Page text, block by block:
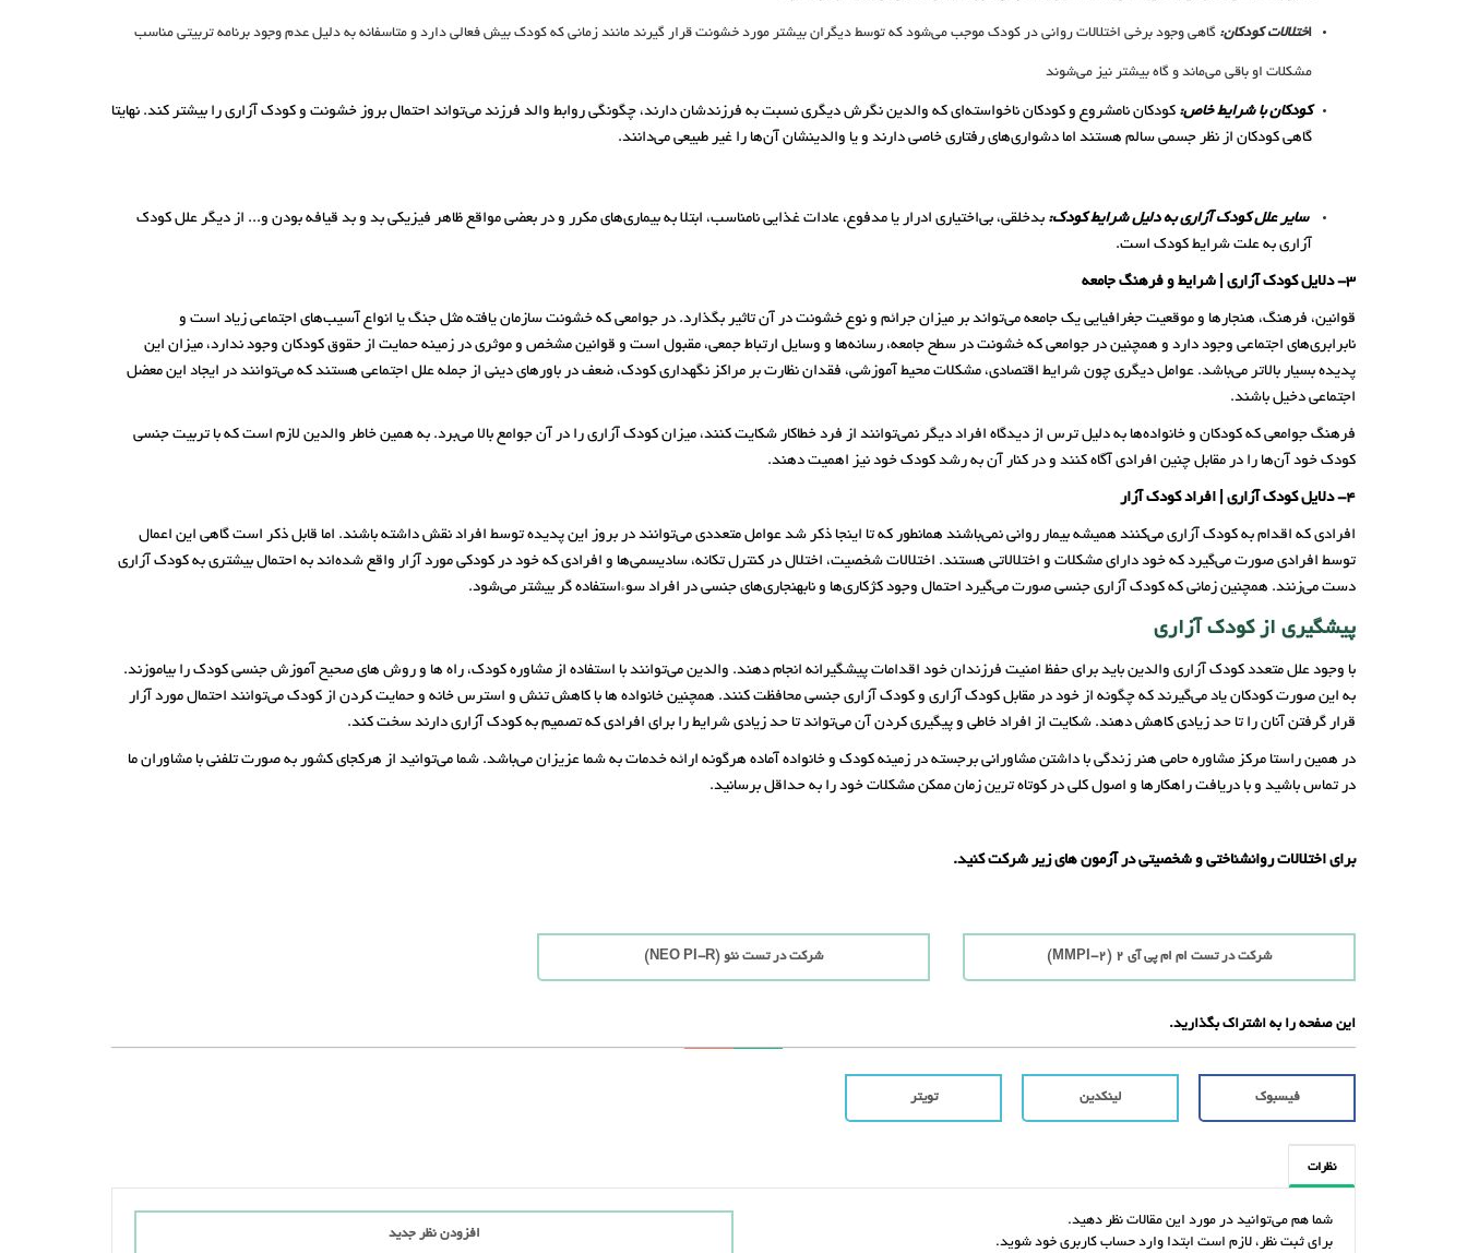
اختلالات کودکان: گاهی وجود برخی اختلالات روانی در کودک موجب می‌شود که توسط دیگران بیشتر مورد خشونت قرار گیرند مانند زمانی که کودک بیش فعالی دارد و متاسفانه به دلیل عدم وجود برنامه تربیتی مناسب
مشکلات او باقی می‌ماند و گاه بیشتر نیز می‌شوند
کودکان با شرایط خاص: کودکان نامشروع و کودکان ناخواسته‌ای که والدین نگرش دیگری نسبت به فرزندشان دارند، چگونگی روابط والد فرزند می‌تواند احتمال بروز خشونت و کودک آزاری را بیشتر کند. نهایتا
گاهی کودکان از نظر جسمی سالم هستند اما دشواری‌های رفتاری خاصی دارند و یا والدینشان آن‌ها را غیر طبیعی می‌دانند.
سایر علل کودک آزاری به دلیل شرایط کودک: بدخلقی، بی‌اختیاری ادرار یا مدفوع، عادات غذایی نامناسب، ابتلا به بیماری‌های مکرر و در بعضی مواقع ظاهر فیزیکی بد و بد قیافه بودن و... از دیگر علل کودک
آزاری به علت شرایط کودک است.
3- دلایل کودک آزاری | شرایط و فرهنگ جامعه
قوانین، فرهنگ، هنجارها و موقعیت جغرافیایی یک جامعه می‌تواند بر میزان جرائم و نوع خشونت در آن تاثیر بگذارد. در جوامعی که خشونت سازمان یافته مثل جنگ یا انواع آسیب‌های اجتماعی زیاد است و
نابرابری‌های اجتماعی وجود دارد و همچنین در جوامعی که خشونت در سطح جامعه، رسانه‌ها و وسایل ارتباط جمعی، مقبول است و قوانین مشخص و موثری در زمینه حمایت از حقوق کودکان وجود ندارد، میزان این
پدیده بسیار بالاتر می‌باشد. عوامل دیگری چون شرایط اقتصادی، مشکلات محیط آموزشی، فقدان نظارت بر مراکز نگهداری کودک، ضعف در باورهای دینی از جمله علل اجتماعی هستند که می‌توانند در ایجاد این معضل
اجتماعی دخیل باشند.
فرهنگ جوامعی که کودکان و خانواده‌ها به دلیل ترس از دیدگاه افراد دیگر نمی‌توانند از فرد خطاکار شکایت کنند، میزان کودک آزاری را در آن جوامع بالا می‌برد. به همین خاطر والدین لازم است که با تربیت جنسی
کودک خود آن‌ها را در مقابل چنین افرادی آگاه کنند و در کنار آن به رشد کودک خود نیز اهمیت دهند.
4- دلایل کودک آزاری | افراد کودک آزار
افرادی که اقدام به کودک آزاری می‌کنند همیشه بیمار روانی نمی‌باشند همانطور که تا اینجا ذکر شد عوامل متعددی می‌توانند در بروز این پدیده توسط افراد نقش داشته باشند. اما قابل ذکر است گاهی این اعمال
توسط افرادی صورت می‌گیرد که خود دارای مشکلات و اختلالاتی هستند. اختلالات شخصیت، اختلال در کنترل تکانه، سادیسمی‌ها و افرادی که خود در کودکی مورد آزار واقع شده‌اند به احتمال بیشتری به کودک آزاری
دست می‌زنند. همچنین زمانی که کودک آزاری جنسی صورت می‌گیرد احتمال وجود کژکاری‌ها و نابهنجاری‌های جنسی در افراد سوءاستفاده گر بیشتر می‌شود.
پیشگیری از کودک آزاری
با وجود علل متعدد کودک آزاری والدین باید برای حفظ امنیت فرزندان خود اقدامات پیشگیرانه انجام دهند. والدین می‌توانند با استفاده از مشاوره کودک، راه ها و روش های صحیح آموزش جنسی کودک را بیاموزند.
به این صورت کودکان یاد می‌گیرند که چگونه از خود در مقابل کودک آزاری و کودک آزاری جنسی محافظت کنند. همچنین خانواده ها با کاهش تنش و استرس خانه و حمایت کردن از کودک می‌توانند احتمال مورد آزار
قرار گرفتن آنان را تا حد زیادی کاهش دهند. شکایت از افراد خاطی و پیگیری کردن آن می‌تواند تا حد زیادی شرایط را برای افرادی که تصمیم به کودک آزاری دارند سخت کند.
در همین راستا مرکز مشاوره حامی هنر زندگی با داشتن مشاورانی برجسته در زمینه کودک و خانواده آماده هرگونه ارائه خدمات به شما عزیزان می‌باشد. شما می‌توانید از هرکجای کشور به صورت تلفنی با مشاوران ما
در تماس باشید و با دریافت راهکارها و اصول کلی در کوتاه ترین زمان ممکن مشکلات خود را به حداقل برسانید.
برای اختلالات روانشناختی و شخصیتی در آزمون های زیر شرکت کنید.
شرکت در تست ام ام پی آی 2 (MMPI-2) شرکت در تست نئو (NEO PI-R)
این صفحه را به اشتراک بگذارید.
فیسبوک لینکدین تویتر
نظرات
شما هم می‌توانید در مورد این مقالات نظر دهید.
برای ثبت نظر، لازم است ابتدا وارد حساب کاربری خود شوید.
افزودن نظر جدید